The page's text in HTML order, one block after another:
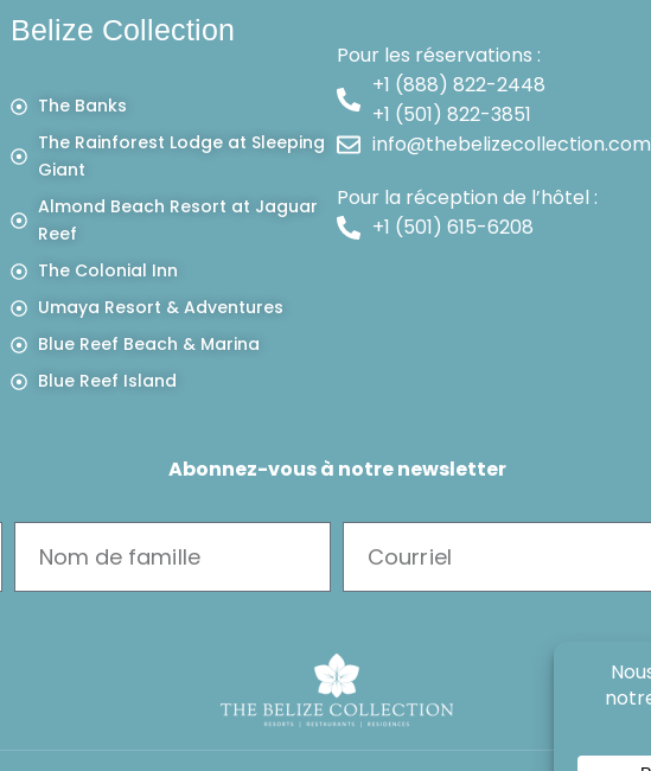
Belize Collection
The Banks
The Rainforest Lodge at Sleeping
Giant
Almond Beach Resort at Jaguar
Reef
The Colonial Inn
Umaya Resort & Adventures
Blue Reef Beach & Marina
Blue Reef Island
Pour les réservations :
+1 (888) 822-2448
+1 (501) 822-3851
info@thebelizecollection.com
Pour la réception de l’hôtel :
+1 (501) 615-6208
Abonnez-vous à notre newsletter